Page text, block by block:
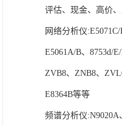
评估、现金、高价
网络分析仪
E5061A/B、8753d/E/
ZVB8、ZNB8、
E8364B等等
频谱分析仪:N9020A